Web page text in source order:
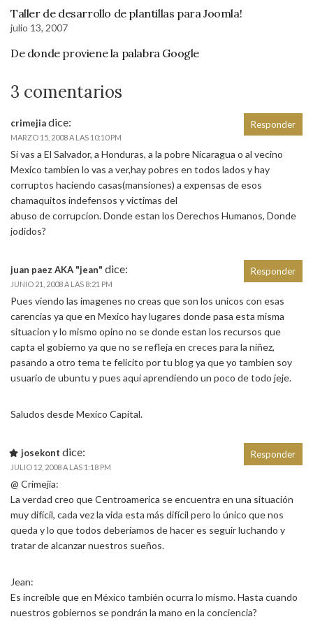
Taller de desarrollo de plantillas para Joomla!
julio 13, 2007
De donde proviene la palabra Google
3 comentarios
crimejiadice:
MARZO 15, 2008 A LAS 10:10 PM
Si vas a El Salvador, a Honduras, a la pobre Nicaragua o al vecino
Mexico tambien lo vas a ver,hay pobres en todos lados y hay
corruptos haciendo casas(mansiones) a expensas de esos
chamaquitos indefensos y victimas del
abuso de corrupcion. Donde estan los Derechos Humanos, Donde
jodidos?
Responder
juan paez AKA "jean" dice:
JUNIO 21, 2008 A LAS 8:21 PM
Pues viendo las imagenes no creas que son los unicos con esas
carencias ya que en Mexico hay lugares donde pasa esta misma
situacion y lo mismo opino no se donde estan los recursos que
capta el gobierno ya que no se refleja en creces para la niñez,
pasando a otro tema te felicito por tu blog ya que yo tambien soy
usuario de ubuntu y pues aqui aprendiendo un poco de todo jeje.
Saludos desde Mexico Capital.
Responder
josekont dice:
JULIO 12, 2008 A LAS 1:18 PM
@ Crimejia:
La verdad creo que Centroamerica se encuentra en una situación
muy difícil, cada vez la vida esta más difícil pero lo único que nos
queda y lo que todos deberíamos de hacer es seguir luchando y
tratar de alcanzar nuestros sueños.
Jean:
Es increíble que en México también ocurra lo mismo. Hasta cuando
nuestros gobiernos se pondrán la mano en la conciencia?
Responder